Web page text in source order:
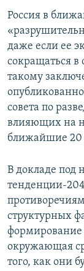
Россия в
даже если ее
сокращаться
такому
совета по
влияющих на
ближайшие 20
В докладе под
тенденции-
структурных
формирование
окружающая
того, как они